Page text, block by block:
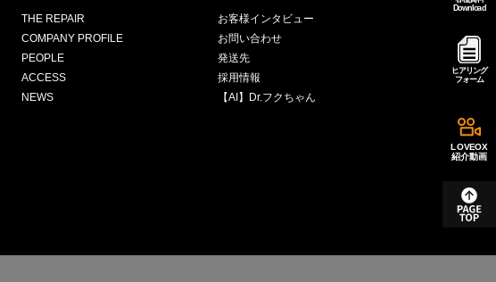
Download
ヒアリング
フォーム
LOVEOX
紹介動画
THE REPAIR
COMPANY PROFILE
PEOPLE
ACCESS
NEWS
お客様インタビュー
お問い合わせ
発送先
採用情報
【AI】Dr.フクちゃん